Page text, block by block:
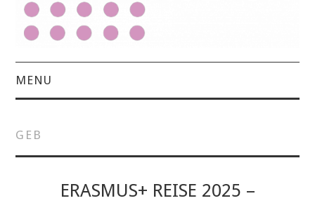
MENU
ÜBER UNS
GEB
ERASMUS+ REISE 2025 –